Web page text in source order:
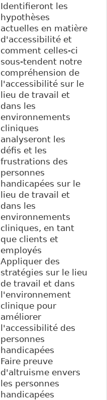
Identifieront les
hypothèses
actuelles en matière
d'accessibilité et
comment celles-ci
sous-tendent notre
compréhension de
l'accessibilité sur le
lieu de travail et
dans les
environnements
cliniques
analyseront les
défis et les
frustrations des
personnes
handicapées sur le
lieu de travail et
dans les
environnements
cliniques, en tant
que clients et
employés
Appliquer des
stratégies sur le lieu
de travail et dans
l'environnement
clinique pour
améliorer
l'accessibilité des
personnes
handicapées
Faire preuve
d'altruisme envers
les personnes
handicapées